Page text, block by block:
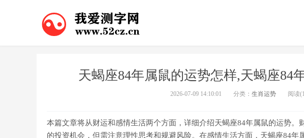
天蝎座84年属鼠的运势怎样,天蝎座84
2026-07-09 14:10:01 分类： 生肖运势 阅读
本篇文章将从财运和感情生活两个方面，详细介绍天蝎座84年属鼠的运势。
的投资机会，但需注意理性思考和规避风险。在感情生活方面，天蝎座84年